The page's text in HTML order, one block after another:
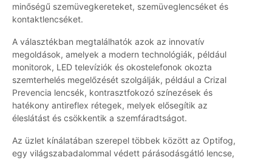
minőségű szemüvegkereteket, szemüveglencséket és
kontaktlencséket.
A választékban megtalálhatók azok az innovatív
megoldások, amelyek a modern technológiák, például
monitorok, LED televíziók és okostelefonok okozta
szemterhelés megelőzését szolgálják, például a Crizal
Prevencia lencsék, kontrasztfokozó színezések és
hatékony antireflex rétegek, melyek elősegítik az
éleslátást és csökkentik a szemfáradtságot.
Az üzlet kínálatában szerepel többek között az Optifog,
egy világszabadalommal védett párásodásgátló lencse,